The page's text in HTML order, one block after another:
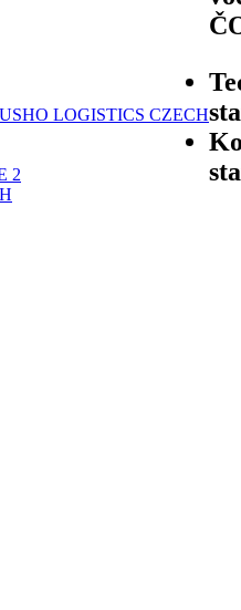
LOGISTICS CZECH
2